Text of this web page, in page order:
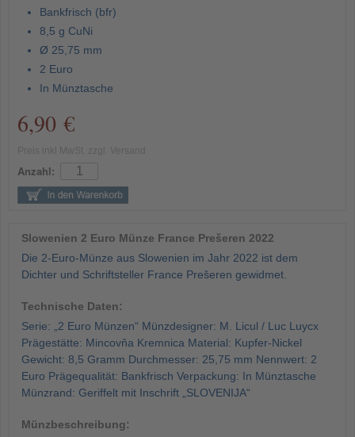
Bankfrisch (bfr)
8,5 g CuNi
Ø 25,75 mm
2 Euro
In Münztasche
6,90 €
Anzahl:
Slowenien 2 Euro Münze France Prešeren 2022
Die 2-Euro-Münze aus Slowenien im Jahr 2022 ist dem
Dichter und Schriftsteller France Prešeren gewidmet.
Technische Daten:
Serie: „2 Euro Münzen“ Münzdesigner: M. Licul / Luc Luycx
Prägestätte: Mincovňa Kremnica Material: Kupfer-Nickel
Gewicht: 8,5 Gramm Durchmesser: 25,75 mm Nennwert: 2
Euro Prägequalität: Bankfrisch Verpackung: In Münztasche
Münzrand: Geriffelt mit Inschrift „SLOVENIJA“
Münzbeschreibung: